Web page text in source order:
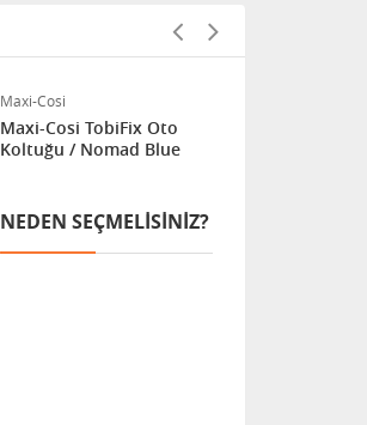
Maxi-Cosi
Maxi-Cosi TobiFix Oto
Koltuğu / Nomad Blue
NEDEN SEÇMELISINIZ?